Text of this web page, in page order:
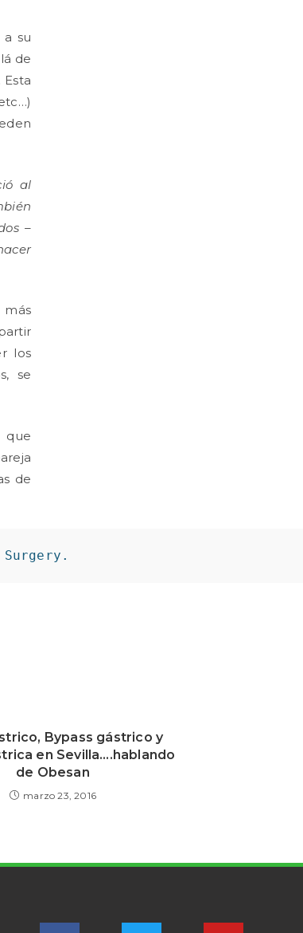
a su
de
al
–
más
los
se
que
de
Bypass gástrico y
en Sevilla….hablando
de Obesan
marzo 23, 2016